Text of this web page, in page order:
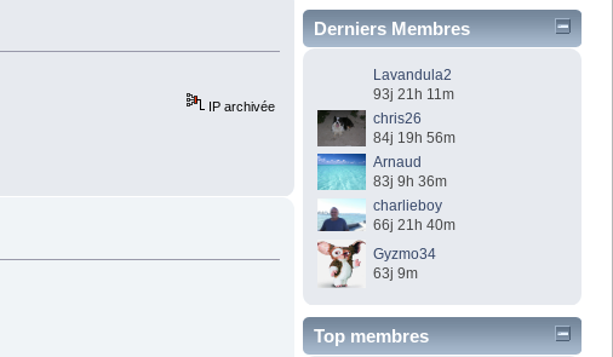
IP archivée
Derniers Membres
Lavandula2
93j 21h 11m
chris26
84j 19h 56m
Arnaud
83j 9h 36m
charlieboy
66j 21h 40m
Gyzmo34
63j 9m
Top membres